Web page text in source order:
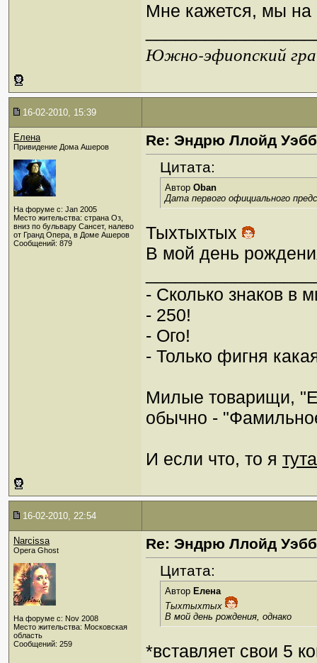
Мне кажется, мы на
Южно-эфиопский
16-02-2010, 15:39
Елена
Привидение Дома Ашеров
На форуме с: Jan 2005
Место жительства: страна Оз,
вниз по бульвару Сансет, налево
от Гранд Опера, в Доме Ашеров
Сообщений: 879
Re: Эндрю Ллойд
Цитата:
Автор Oban
Дата первого официального
Тыхтыхтых
В мой день
- Сколько знаков в
- 250!
- Ого!
- Только фигня
Милые товарищи,
обычно -
И если что, то я тута
16-02-2010, 22:54
Narcissa
Opera Ghost
На форуме с: Nov 2008
Место жительства: Московская
область
Сообщений: 259
Re: Эндрю Ллойд
Цитата:
Автор Елена
Тыхтыхтых
В мой день рождения, однако
*вставляет свои 5